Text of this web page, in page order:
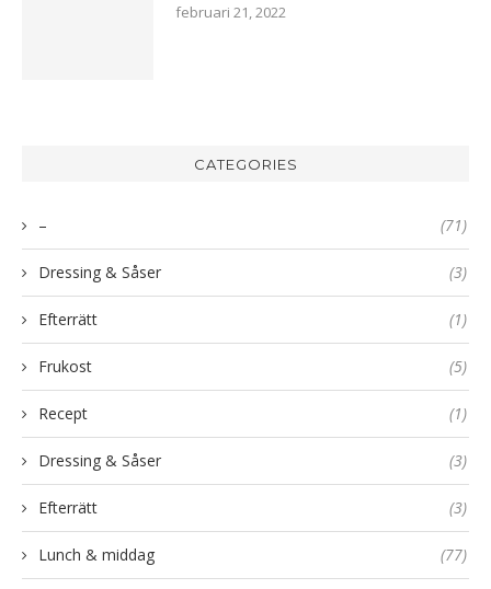
februari 21, 2022
CATEGORIES
– (71)
Dressing & Såser (3)
Efterrätt (1)
Frukost (5)
Recept (1)
Dressing & Såser (3)
Efterrätt (3)
Lunch & middag (77)